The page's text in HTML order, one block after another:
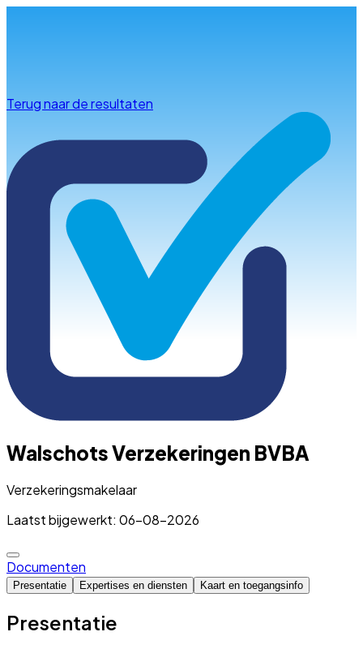
Terug naar de resultaten
Walschots Verzekeringen BVBA
Verzekeringsmakelaar
Laatst bijgewerkt: 06-08-2026
Documenten
Presentatie Expertises en diensten Kaart en toegangsinfo
Presentatie